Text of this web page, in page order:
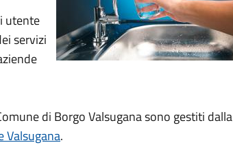
utente
servizi
di Borgo Valsugana sono gestiti dalla
Valsugana.